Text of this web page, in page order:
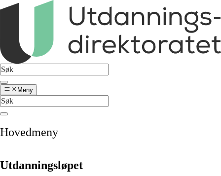
Meny
Hovedmeny
Utdanningsløpet